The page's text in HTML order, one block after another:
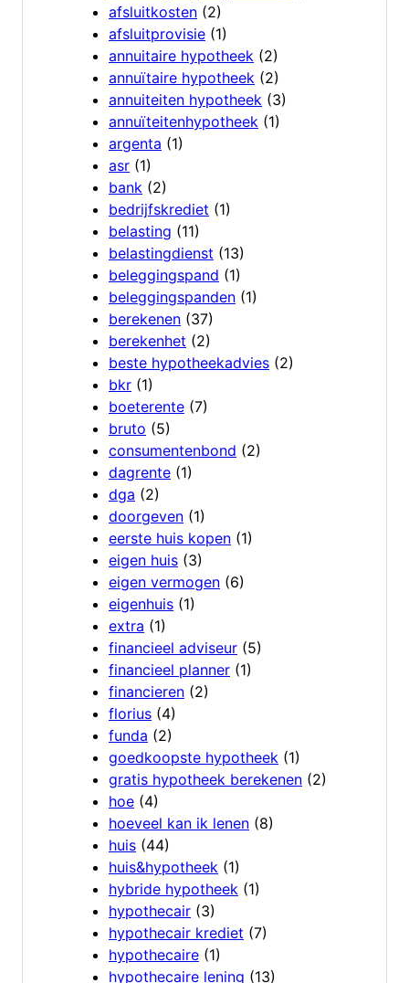
afsluitkosten (2)
afsluitprovisie (1)
annuitaire hypotheek (2)
annuïtaire hypotheek (2)
annuiteiten hypotheek (3)
annuïteitenhypotheek (1)
argenta (1)
asr (1)
bank (2)
bedrijfskrediet (1)
belasting (11)
belastingdienst (13)
beleggingspand (1)
beleggingspanden (1)
berekenen (37)
berekenhet (2)
beste hypotheekadvies (2)
bkr (1)
boeterente (7)
bruto (5)
consumentenbond (2)
dagrente (1)
dga (2)
doorgeven (1)
eerste huis kopen (1)
eigen huis (3)
eigen vermogen (6)
eigenhuis (1)
extra (1)
financieel adviseur (5)
financieel planner (1)
financieren (2)
florius (4)
funda (2)
goedkoopste hypotheek (1)
gratis hypotheek berekenen (2)
hoe (4)
hoeveel kan ik lenen (8)
huis (44)
huis&hypotheek (1)
hybride hypotheek (1)
hypothecair (3)
hypothecair krediet (7)
hypothecaire (1)
hypothecaire lening (13)